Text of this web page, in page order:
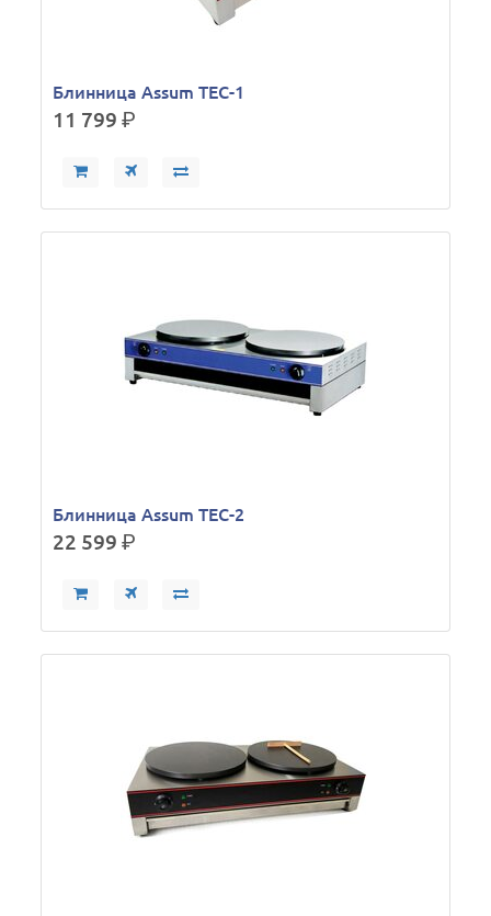
Блинница Assum TEC-1
11 799р.
Блинница Assum TEC-2
22 599р.